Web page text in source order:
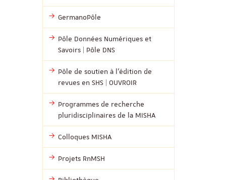
GermanoPôle
Pôle Données Numériques et
Savoirs | Pôle DNS
Pôle de soutien à l’édition de
revues en SHS | OUVROIR
Programmes de recherche
pluridisciplinaires de la MISHA
Colloques MISHA
Projets RnMSH